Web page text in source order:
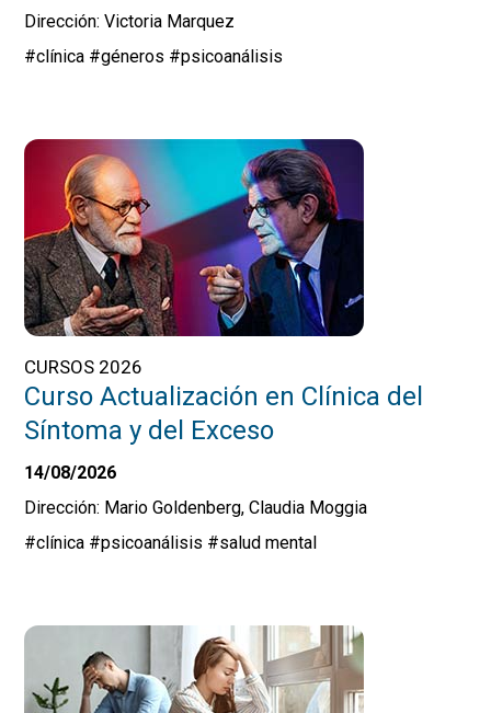
Dirección: Victoria Marquez
#clínica #géneros #psicoanálisis
CURSOS 2026
Curso Actualización en Clínica del
Síntoma y del Exceso
14/08/2026
Dirección: Mario Goldenberg, Claudia Moggia
#clínica #psicoanálisis #salud mental